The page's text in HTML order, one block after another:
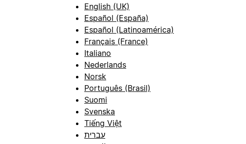
English (UK)
Español (España)
Español (Latinoamérica)
Français (France)
Italiano
Nederlands
Norsk
Português (Brasil)
Suomi
Svenska
Tiếng Việt
עברית